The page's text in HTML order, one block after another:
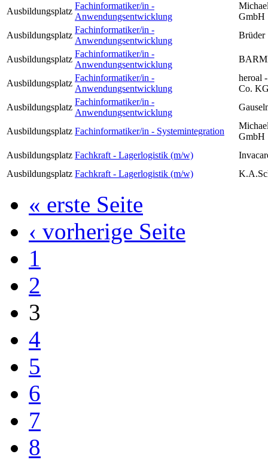
Ausbildungsplatz
Fachinformatiker/in -
Anwendungsentwicklung
GmbH
Ausbildungsplatz
Fachinformatiker/in -
Anwendungsentwicklung
Brüder
Ausbildungsplatz
Fachinformatiker/in -
Anwendungsentwicklung
Ausbildungsplatz
Fachinformatiker/in -
Anwendungsentwicklung
heroal
Co.
Ausbildungsplatz
Fachinformatiker/in -
Anwendungsentwicklung
Ausbildungsplatz Fachinformatiker/in - Systemintegration
GmbH
Ausbildungsplatz Fachkraft - Lagerlogistik (m/w)
Ausbildungsplatz Fachkraft - Lagerlogistik (m/w)
« erste Seite
‹ vorherige Seite
1
2
3
4
5
6
7
8